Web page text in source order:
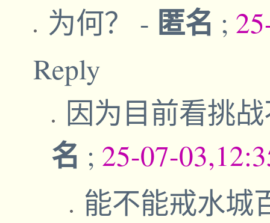
为何？ - 匿名 ;
Reply
因为目前看挑
名 ; 25-07-
能不能戒水城